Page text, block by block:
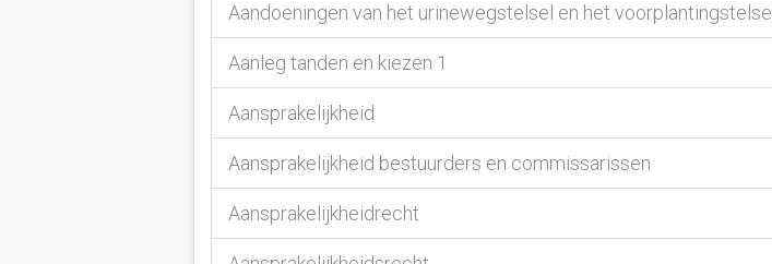
Aandoeningen van het urinewegstelsel en het voorplantingstelsel
Aanleg tanden en kiezen 1
Aansprakelijkheid
Aansprakelijkheid bestuurders en commissarissen
Aansprakelijkheidrecht